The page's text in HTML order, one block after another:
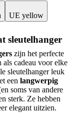
UE yellow
sleutelhanger
zijn het perfecte
als cadeau voor elke
sleutelhanger leuk
een langwerpig
soms van andere
sterk. Ze hebben
elegant uitzien.